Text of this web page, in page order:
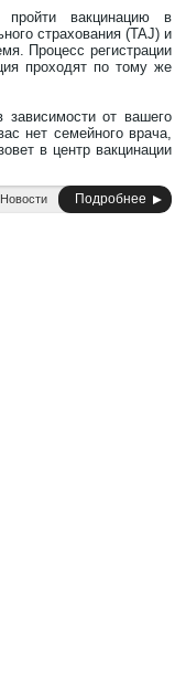
пройти вакцинацию в
страхования (TAJ) и
Процесс регистрации
проходят по тому же
зависимости от вашего
нет семейного врача,
в центр вакцинации
Новости Подробнее